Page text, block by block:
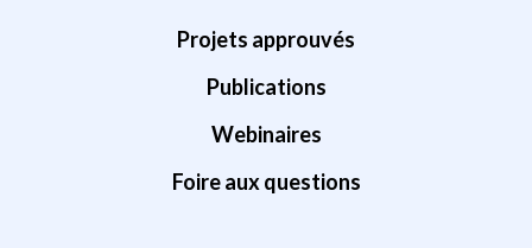
Projets approuvés
Publications
Webinaires
Foire aux questions